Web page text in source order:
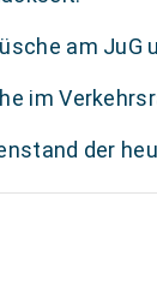
am
im
der